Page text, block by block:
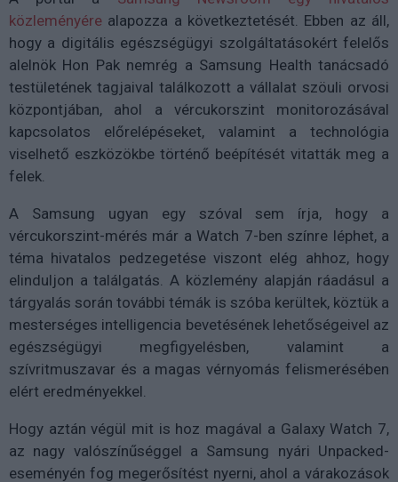
közleményére alapozza a következtetését. Ebben az áll,
hogy a digitális egészségügyi szolgáltatásokért felelős
alelnök Hon Pak nemrég a Samsung Health tanácsadó
testületének tagjaival találkozott a vállalat szöuli orvosi
központjában, ahol a vércukorszint monitorozásával
kapcsolatos előrelépéseket, valamint a technológia
viselhető eszközökbe történő beépítését vitatták meg a
felek.
A Samsung ugyan egy szóval sem írja, hogy a
vércukorszint-mérés már a Watch 7-ben színre léphet, a
téma hivatalos pedzegetése viszont elég ahhoz, hogy
elinduljon a találgatás. A közlemény alapján ráadásul a
tárgyalás során további témák is szóba kerültek, köztük a
mesterséges intelligencia bevetésének lehetőségeivel az
egészségügyi megfigyelésben, valamint a
szívritmuszavar és a magas vérnyomás felismerésében
elért eredményekkel.
Hogy aztán végül mit is hoz magával a Galaxy Watch 7,
az nagy valószínűséggel a Samsung nyári Unpacked-
eseményén fog megerősítést nyerni, ahol a várakozások